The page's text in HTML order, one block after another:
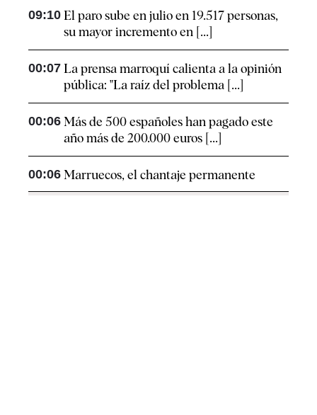
09:10 El paro sube en julio en 19.517 personas,
su mayor incremento en [...]
00:07 La prensa marroquí calienta a la opinión
pública: "La raíz del problema [...]
00:06 Más de 500 españoles han pagado este
año más de 200.000 euros [...]
00:06 Marruecos, el chantaje permanente